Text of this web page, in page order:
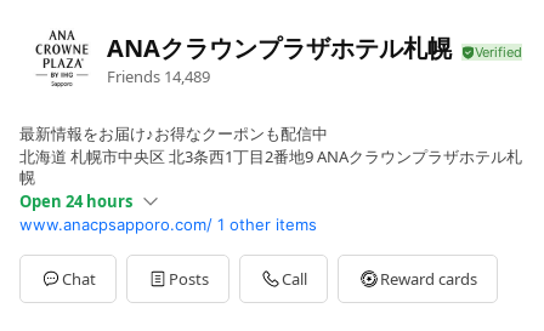
ANAクラウンプラザホテル札幌
Friends 14,489
最新情報をお届け♪お得なクーポンも配信中
北海道 札幌市中央区 北3条西1丁目2番地9 ANAクラウンプラザホテル札
幌
Open 24 hours
Sun00:00 - 00:00
Mon00:00 - 00:00
Tue00:00 - 00:00
Wed00:00 - 00:00
www.anacpsapporo.com/ 1 other items
Chat Posts Call Reward cards